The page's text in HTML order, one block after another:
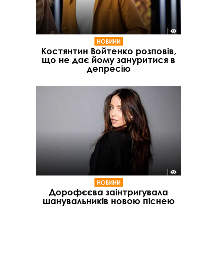
НОВИНИ
Костянтин Войтенко розповів,
що не дає йому зануритися в
депресію
НОВИНИ
Дорофєєва заінтригувала
шанувальників новою піснею